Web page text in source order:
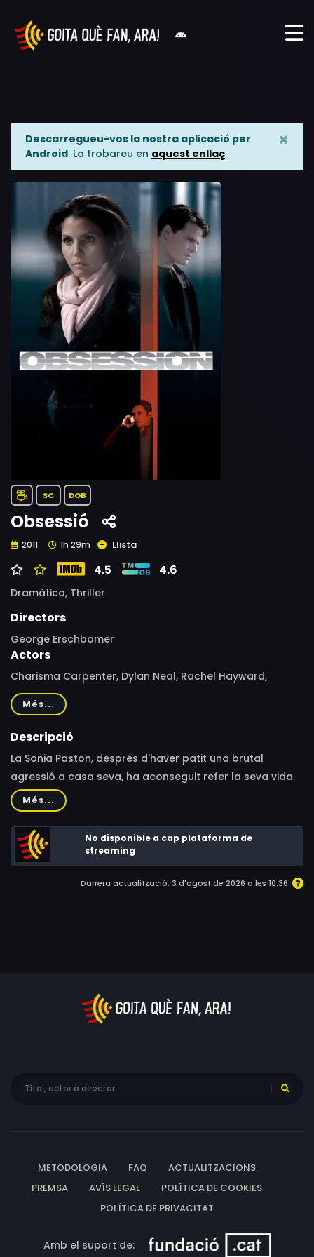
Descarregueu-vos la nostra aplicació per
Android. La trobareu en aquest enllaç
×
SC DOB
Obsessió
2011 1h 29m Llista
4.5 4.6
Dramàtica, Thriller
Directors
George Erschbamer
Actors
Charisma Carpenter, Dylan Neal, Rachel Hayward,
Nicholas Lea, John Cassini, Anne Openshaw, Gemma
Martini
Més...
Descripció
La Sonia Paston, després d'haver patit una brutal
agressió a casa seva, ha aconseguit refer la seva vida.
Ara surt amb un policia, en Tom. Però la Sonia accepta
un important ascens a la feina que l'obliga a traslladar-
se de Nova York a Boston i, com que en Tom no entén
que ella accepti d'anar-se'n, tallen. A Boston, la Sonia hi
coneix en Sebastian, propietari d'una galeria d'art, i hi
comença una relació, però la cosa es complica quan en
Més...
No disponible a cap plataforma de
streaming
Darrera actualització: 3 d'agost de 2026 a les 10:36
METODOLOGIA FAQ
ACTUALITZACIONS
PREMSA
AVÍS LEGAL
POLÍTICA DE COOKIES
POLÍTICA DE PRIVACITAT
Amb el suport de: